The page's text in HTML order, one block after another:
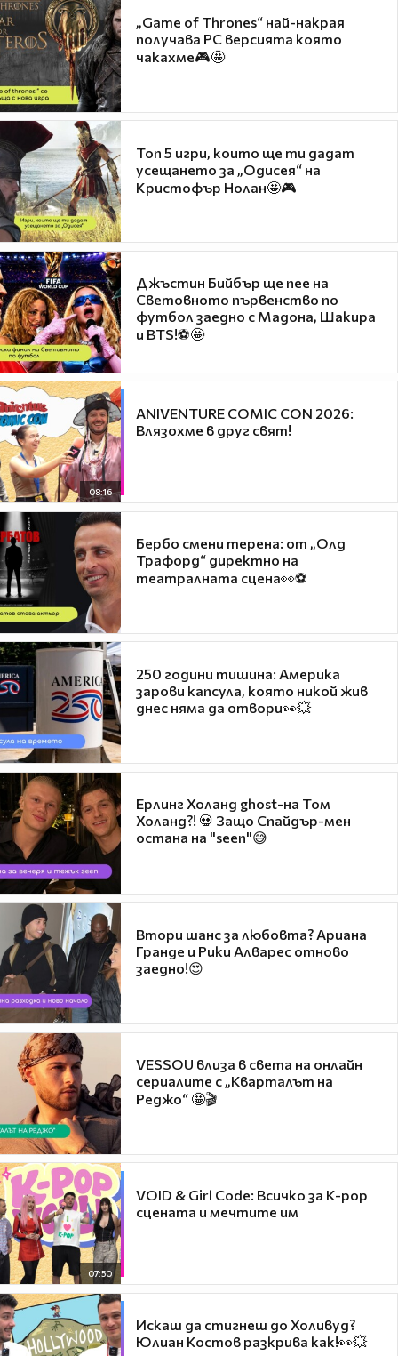
„Game of Thrones“ най-накрая
получава PC версията която
чакахме🎮🤩
Топ 5 игри, които ще ти дадат
усещането за „Одисея“ на
Кристофър Нолан🤩🎮
Джъстин Бийбър ще пее на
Световното първенство по
футбол заедно с Мадона, Шакира
и BTS!⚽🤩
08:16
ANIVENTURE COMIC CON 2026:
Влязохме в друг свят!
Бербо смени терена: от „Олд
Трафорд“ директно на
театралната сцена👀⚽
250 години тишина: Америка
зарови капсула, която никой жив
днес няма да отвори👀💥
Ерлинг Холанд ghost-на Том
Холанд?! 💀 Защо Спайдър-мен
остана на "seen"😅
Втори шанс за любовта? Ариана
Гранде и Рики Алварес отново
заедно!😍
VESSOU влиза в света на онлайн
сериалите с „Кварталът на
Реджо“ 🤩🎬
07:50
VOID & Girl Code: Всичко за K-pop
сцената и мечтите им
Искаш да стигнеш до Холивуд?
Юлиан Костов разкрива как!👀💥